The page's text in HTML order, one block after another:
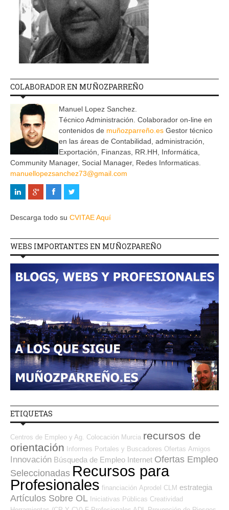
COLABORADOR EN MUÑOZPARREÑO
Manuel Lopez Sanchez.
Técnico Administración. Colaborador on-line en
contenidos de muñozparreño.es Gestor técnico
en las áreas de Contabilidad, administración,
Exportación, Finanzas, RR.HH, Informática,
Community Manager, Social Manager, Redes Informaticas.
manuellopezsanchez73@gmail.com
Descarga todo su CVITAE Aquí
WEBS IMPORTANTES EN MUÑOZPAREÑO
ETIQUETAS
Centros de Empleo y Ag. Colocación Murcia recursos de
orientación
Informes Portales y Buscadores Ofertas Amigos
Innovación Búsqueda de Empleo Internet Ofertas Empleo
Seleccionadas Recursos para
Profesionales financiación Aprodel CLM estrategia
Artículos Sobre OL Iniciativas Públicas Creatividad